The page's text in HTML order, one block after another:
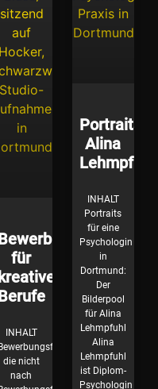
für
INHALT
die nicht
nach
Portraits
Alina
Lehmpfuhl
INHALT
Portraits
für eine
Psychologin
in
Dortmund:
Der
Bilderpool
für Alina
Lehmpfuhl
Alina
Lehmpfuhl
ist Diplom-
Psychologin